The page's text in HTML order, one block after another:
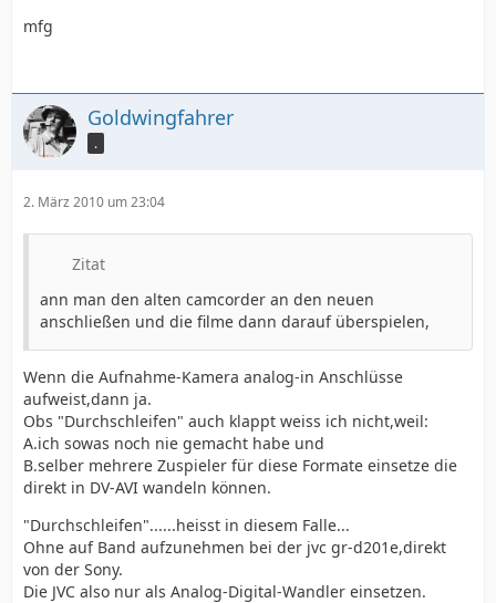
mfg
Goldwingfahrer
.
2. März 2010 um 23:04
Zitat
ann man den alten camcorder an den neuen
anschließen und die filme dann darauf überspielen,
Wenn die Aufnahme-Kamera analog-in Anschlüsse
aufweist,dann ja.
Obs "Durchschleifen" auch klappt weiss ich nicht,weil:
A.ich sowas noch nie gemacht habe und
B.selber mehrere Zuspieler für diese Formate einsetze die
direkt in DV-AVI wandeln können.
"Durchschleifen"......heisst in diesem Falle...
Ohne auf Band aufzunehmen bei der jvc gr-d201e,direkt
von der Sony.
Die JVC also nur als Analog-Digital-Wandler einsetzen.